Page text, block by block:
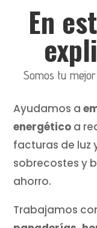
En
Somos tu
Ayudamos a
energético a
facturas de luz
sobrecostes y
ahorro.
Trabajamos